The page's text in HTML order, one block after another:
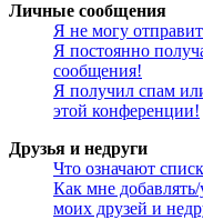
Личные сообщения
Я не могу
Я постоянно
сообщения!
Я получил спам
этой конференции!
Друзья и недруги
Что означают
Как мне добавлять/
моих друзей и